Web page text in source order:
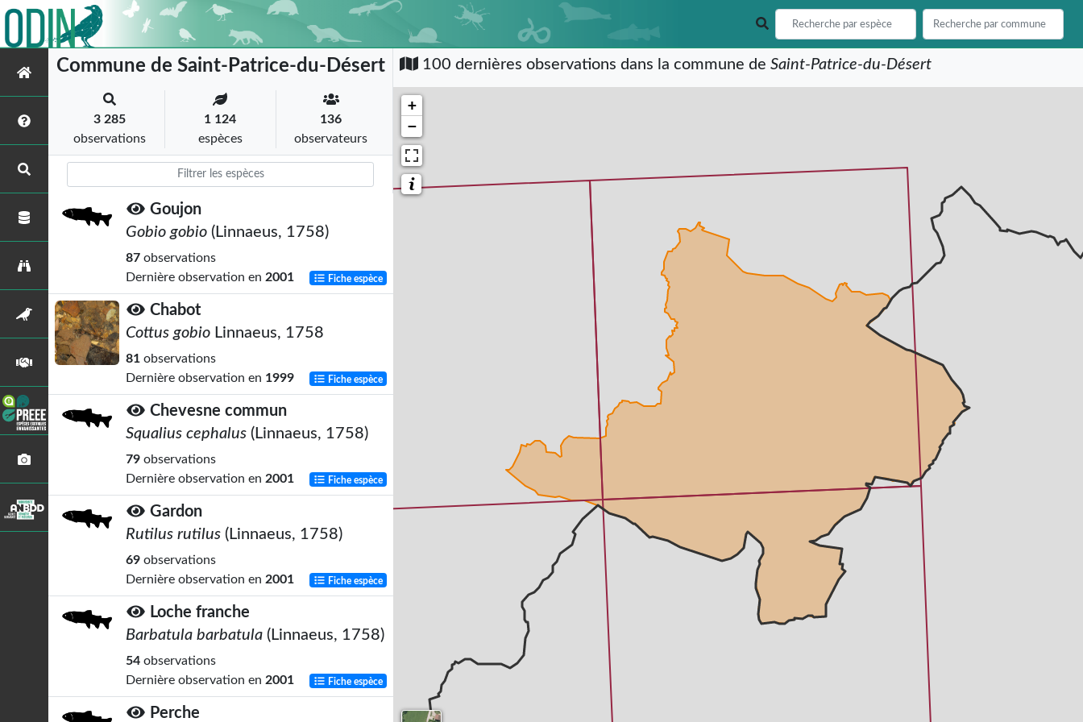
Commune de Saint-Patrice-du-Désert
3 285
observations
1 124
espèces
136
observateurs
Goujon
Gobio gobio (Linnaeus, 1758)
87 observations
Dernière observation en 2001 Fiche espèce
Chabot
Cottus gobio Linnaeus, 1758
81 observations
Dernière observation en 1999 Fiche espèce
Chevesne commun
Squalius cephalus (Linnaeus, 1758)
79 observations
Dernière observation en 2001 Fiche espèce
Gardon
Rutilus rutilus (Linnaeus, 1758)
69 observations
Dernière observation en 2001 Fiche espèce
Loche franche
Barbatula barbatula (Linnaeus, 1758)
54 observations
Dernière observation en 2001 Fiche espèce
Perche
100 dernières observations dans la commune de Saint-Patrice-du-Désert
+
−